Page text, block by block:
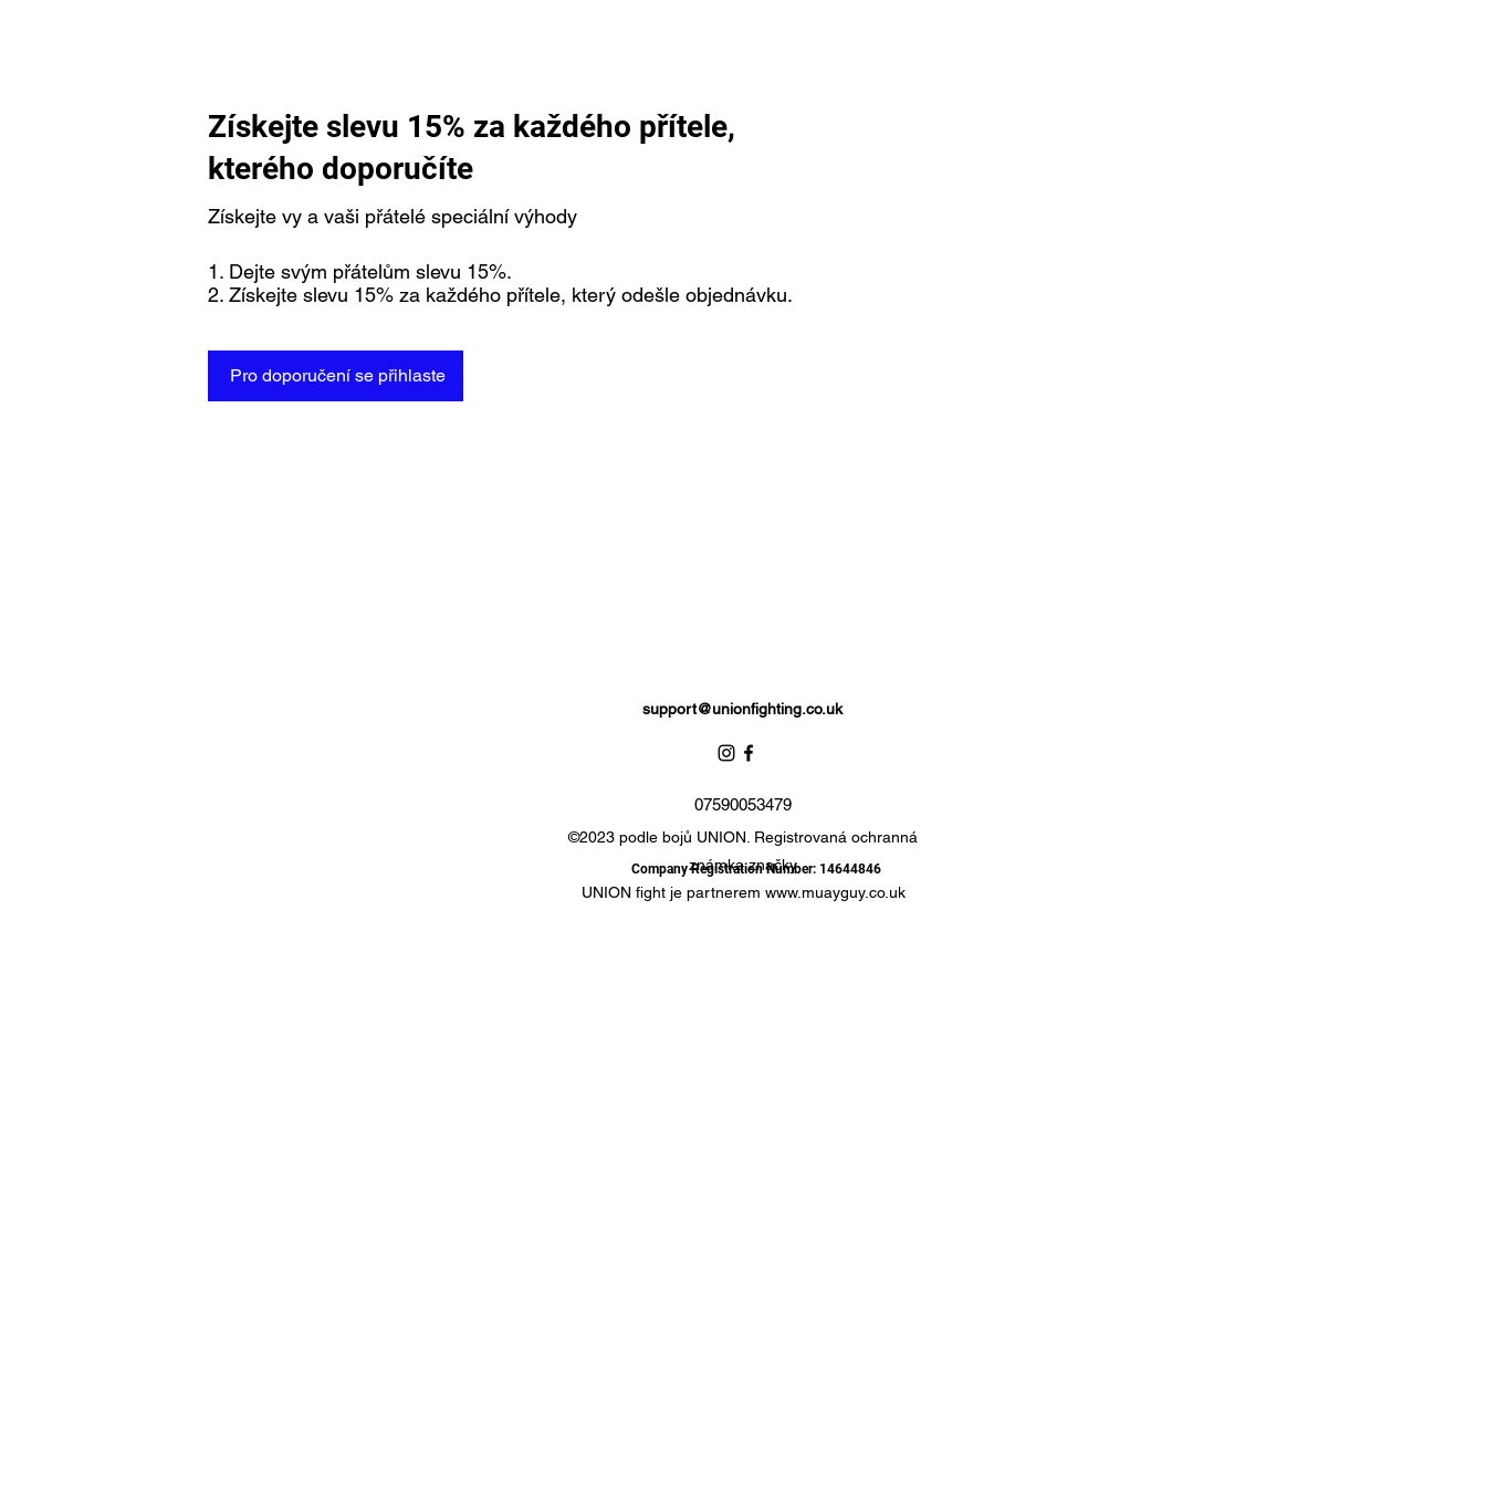
Získejte slevu 15% za každého přítele,
kterého doporučíte
Získejte vy a vaši přátelé speciální výhody
Dejte svým přátelům slevu 15%.
Získejte slevu 15% za každého přítele, který odešle objednávku.
Pro doporučení se přihlaste
support@unionfighting.co.uk
07590053479
©2023 podle bojů UNION. Registrovaná ochranná
známka značky
UNION fight je partnerem www.muayguy.co.uk
Company Registration Number: 14644846